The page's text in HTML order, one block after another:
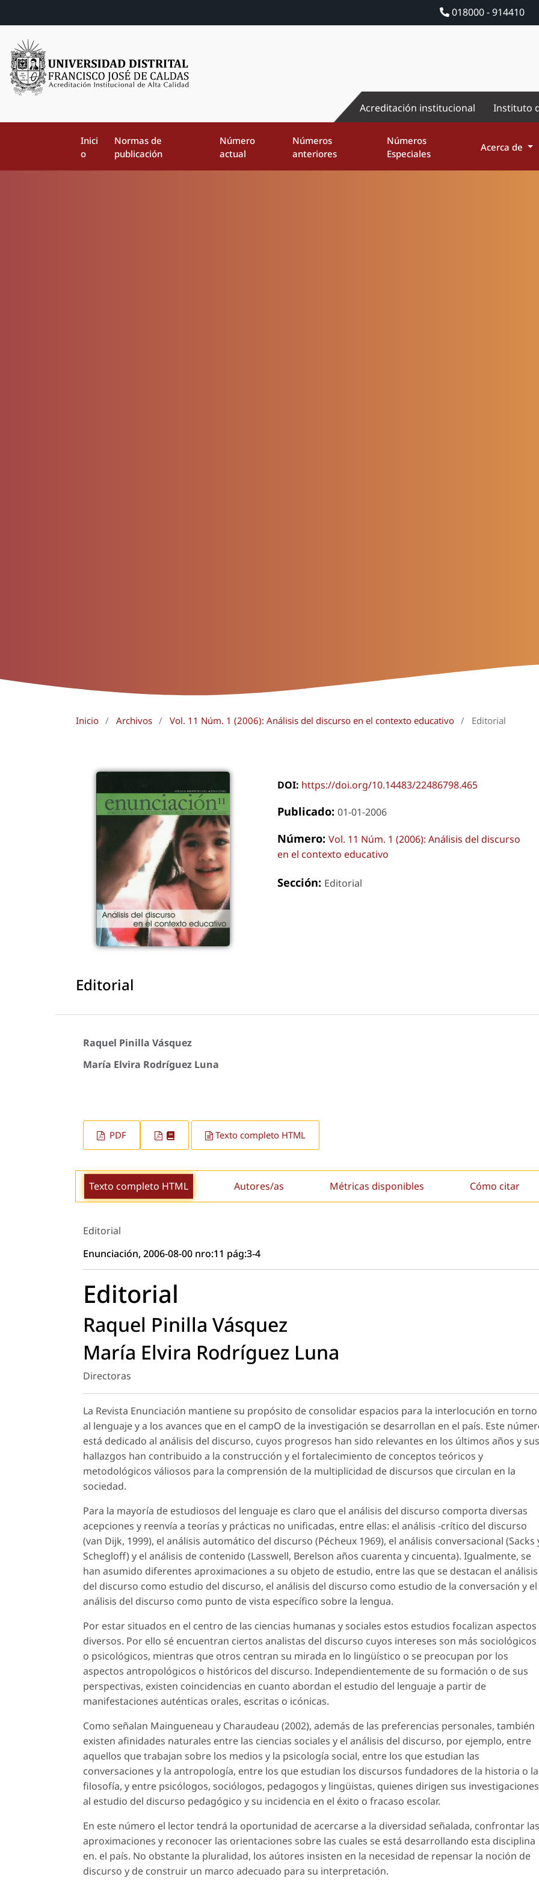
018000 - 914410
Acreditación institucional Instituto
Inici
o
Normas de
publicación
Número
actual
Números
anteriores
Números
Especiales
Acerca de
Inicio / Archivos / Vol. 11 Núm. 1 (2006): Análisis del discurso en el contexto educativo / Editorial
DOI: https://doi.org/10.14483/22486798.465
Publicado: 01-01-2006
Número: Vol. 11 Núm. 1 (2006): Análisis del discurso
en el contexto educativo
Sección: Editorial
Editorial
Raquel Pinilla Vásquez
María Elvira Rodríguez Luna
PDF Texto completo HTML
Texto completo HTML Autores/as Métricas disponibles Cómo citar
Editorial
Enunciación, 2006-08-00 nro:11 pág:3-4
Editorial
Raquel Pinilla Vásquez
María Elvira Rodríguez Luna
Directoras
La Revista Enunciación mantiene su propósito de consolidar espacios para la interlocución en torno
al lenguaje y a los avances que en el campO de la investigación se desarrollan en el país. Este
está dedicado al análisis del discurso, cuyos progresos han sido relevantes en los últimos años y sus
hallazgos han contribuido a la construcción y el fortalecimiento de conceptos teóricos y
metodológicos váliosos para la comprensión de la multiplicidad de discursos que circulan en la
sociedad.
Para la mayoría de estudiosos del lenguaje es claro que el análisis del discurso comporta diversas
acepciones y reenvía a teorías y prácticas no unificadas, entre ellas: el análisis -crítico del discurso
(van Dijk, 1999), el análisis automático del discurso (Pécheux 1969), el análisis conversacional (Sacks
Schegloff) y el análisis de contenido (Lasswell, Berelson años cuarenta y cincuenta). Igualmente, se
han asumido diferentes aproximaciones a su objeto de estudio, entre las que se destacan el análisis
del discurso como estudio del discurso, el análisis del discurso como estudio de la conversación y el
análisis del discurso como punto de vista específico sobre la lengua.
Por estar situados en el centro de las ciencias humanas y sociales estos estudios focalizan aspectos
diversos. Por ello sé encuentran ciertos analistas del discurso cuyos intereses son más sociológicos
o psicológicos, mientras que otros centran su mirada en lo lingüístico o se preocupan por los
aspectos antropológicos o históricos del discurso. Independientemente de su formación o de sus
perspectivas, existen coincidencias en cuanto abordan el estudio del lenguaje a partir de
manifestaciones auténticas orales, escritas o icónicas.
Como señalan Maingueneau y Charaudeau (2002), además de las preferencias personales, también
existen afinidades naturales entre las ciencias sociales y el análisis del discurso, por ejemplo, entre
aquellos que trabajan sobre los medios y la psicología social, entre los que estudian las
conversaciones y la antropología, entre los que estudian los discursos fundadores de la historia o la
filosofía, y entre psicólogos, sociólogos, pedagogos y lingüistas, quienes dirigen sus investigaciones
al estudio del discurso pedagógico y su incidencia en el éxito o fracaso escolar.
En este número el lector tendrá la oportunidad de acercarse a la diversidad señalada, confrontar las
aproximaciones y reconocer las orientaciones sobre las cuales se está desarrollando esta disciplina
en. el país. No obstante la pluralidad, los aútores insisten en la necesidad de repensar la noción de
discurso y de construir un marco adecuado para su interpretación.